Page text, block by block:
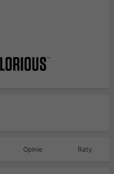
Opinie Raty